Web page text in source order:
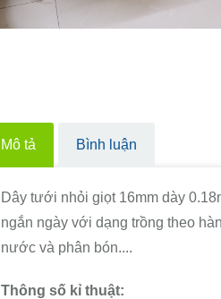
Mô tả Bình luận
Dây tưới nhỏi giọt 16mm dày
ngắn ngày với dạng trồng theo
nước và phân bón....
Thông số kỉ thuật: